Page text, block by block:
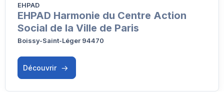
EHPAD
EHPAD Harmonie du Centre Action
Social de la Ville de Paris
Boissy-Saint-Léger 94470
Découvrir